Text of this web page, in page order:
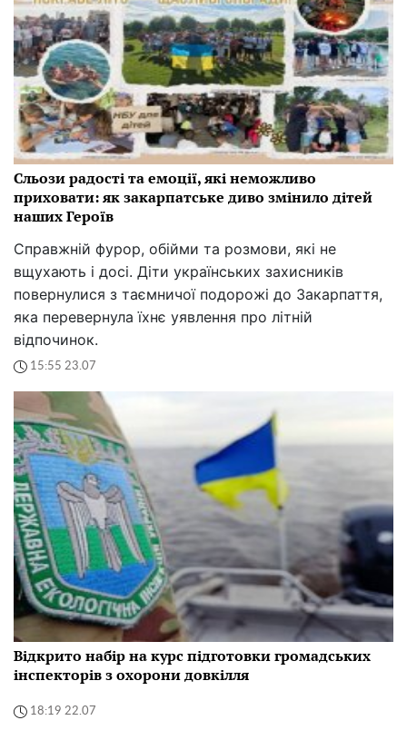
Сльози радості та емоції, які неможливо
приховати: як закарпатське диво змінило дітей
наших Героїв
Справжній фурор, обійми та розмови, які не
вщухають і досі. Діти українських захисників
повернулися з таємничої подорожі до Закарпаття,
яка перевернула їхнє уявлення про літній
відпочинок.
15:55 23.07
Відкрито набір на курс підготовки громадських
інспекторів з охорони довкілля
18:19 22.07